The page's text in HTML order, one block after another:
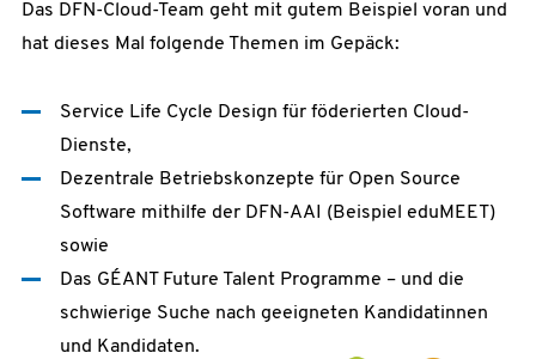
Das DFN-Cloud-Team geht mit gutem Beispiel voran und
hat dieses Mal folgende Themen im Gepäck:
Service Life Cycle Design für föderierten Cloud-
Dienste,
Dezentrale Betriebskonzepte für Open Source
Software mithilfe der DFN-AAI (Beispiel eduMEET)
sowie
Das GÉANT Future Talent Programme – und die
schwierige Suche nach geeigneten Kandidatinnen
und Kandidaten.